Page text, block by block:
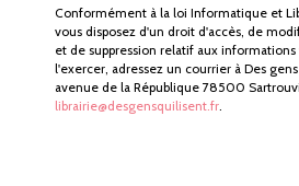
Conformément à la loi Informatique et
vous disposez d'un droit d'accès, de
et de suppression relatif aux
l'exercer, adressez un courrier à Des
avenue de la République 78500
librairie@desgensquilisent.fr